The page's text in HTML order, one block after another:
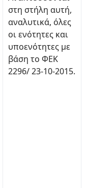
στη στήλη αυτή,
αναλυτικά, όλες
οι ενότητες και
υποενότητες με
βάση το ΦΕΚ
2296/ 23-10-2015.